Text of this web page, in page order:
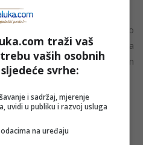
biće dovoljno hladna da do
i do 50 centimetara snijega
pašće i nad središnjim
slijedi veliki
traži vaš
vaših osobnih
svrhe:
i sadržaj, mjerenje
uvidi u publiku i razvoj usluga
na uređaju